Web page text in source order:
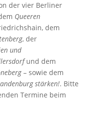
der vierBerliner
Queeren
dem
, der
und
und dem
– sowie dem
stärken!. Bitte
Termine beim